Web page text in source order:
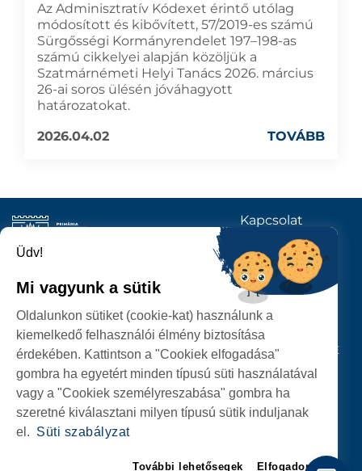
Az Adminisztratív Kódexet érintő utólag
módosított és kibővített, 57/2019-es számú
Sürgősségi Kormányrendelet 197–198-as
számú cikkelyei alapján közöljük a
Szatmárnémeti Helyi Tanács 2026. március
26-ai soros ülésén jóváhagyott
határozatokat.
2026.04.02
TOVÁBB
SZEMÉLYES ADATOK VÉDELME
SZATMÁRNÉMETI
POLGÁRMESTERI HIVATAL
P-ȚA 25 OCTOMBRIE, NR. 1 CORP M, 440026 SATU MARE
Kapcsolat
KÖVESSENEK
Üdv!
Mi vagyunk a sütik
Oldalunkon sütiket (cookie-kat) használunk a
kiemelkedő felhasználói élmény biztosítása
érdekében. Kattintson a "Cookiek elfogadása"
gombra ha egyetért minden típusú süti használatával
vagy a "Cookiek személyreszabása" gombra ha
szeretné kiválasztani milyen típusú sütik induljanak
el. Süti szabályzat
További lehetősegek Elfogadom